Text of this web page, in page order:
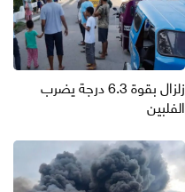
زلزال بقوة 6.3 درجة يضرب
الفلبين